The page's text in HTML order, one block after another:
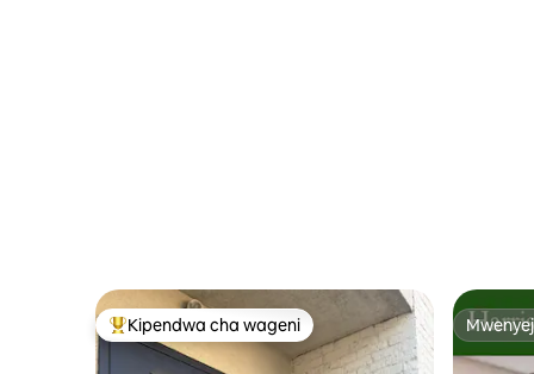
Kipendwa maarufu cha wageni
Kipendwa cha wageni